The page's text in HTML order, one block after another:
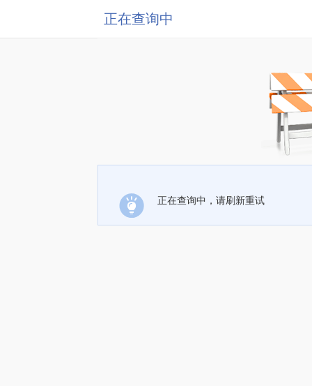
正在查询中
正在查询中，请刷新重试